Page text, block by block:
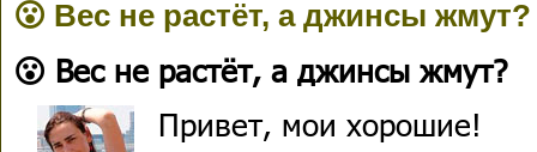
😮 Вес не растёт, а джинсы жмут?
😮 Вес не растёт, а джинсы жмут?
Привет, мои хорошие!